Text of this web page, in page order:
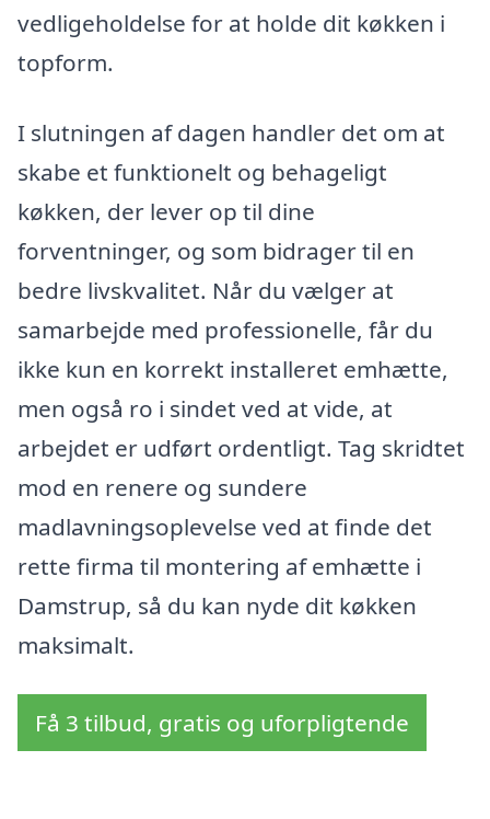
vedligeholdelse for at holde dit køkken i
topform.
I slutningen af dagen handler det om at
skabe et funktionelt og behageligt
køkken, der lever op til dine
forventninger, og som bidrager til en
bedre livskvalitet. Når du vælger at
samarbejde med professionelle, får du
ikke kun en korrekt installeret emhætte,
men også ro i sindet ved at vide, at
arbejdet er udført ordentligt. Tag skridtet
mod en renere og sundere
madlavningsoplevelse ved at finde det
rette firma til montering af emhætte i
Damstrup, så du kan nyde dit køkken
maksimalt.
Få 3 tilbud, gratis og uforpligtende